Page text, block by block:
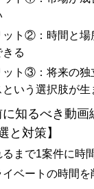
ット②：時間と場
きる
ット③：将来の独
という選択肢が生
知るべき動画
と対策】
るまで1案件に時
イベートの時間